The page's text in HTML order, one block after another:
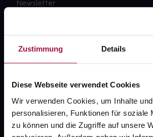
Zustimmung Details
Diese Webseite verwendet Cookies
Wir verwenden Cookies, um Inhalte
personalisieren, Funktionen für soziale
zu können und die Zugriffe auf unsere
Newsletter
Datenschutz
AGB
Impressum